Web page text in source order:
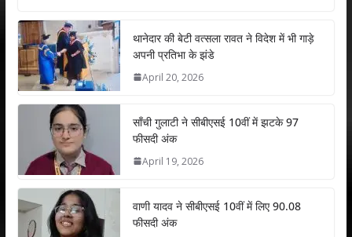
at
s
A
p
p
e
b
o
o
er e
dI
l e
थानेदार की बेटी वत्सला रावत ने विदेश में भी गाड़े
अपनी प्रतिभा के झंडे
April 20, 2026
साँची गुलाटी ने सीबीएसई 10वीं में झटके 97
फीसदी अंक
April 19, 2026
वाणी यादव ने सीबीएसई 10वीं में लिए 90.08
फीसदी अंक